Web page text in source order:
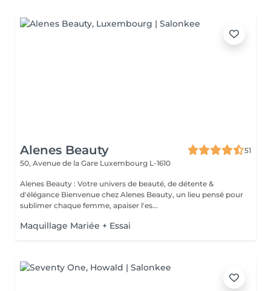
Alenes Beauty
51
50, Avenue de la Gare Luxembourg L-1610
Alenes Beauty : Votre univers de beauté, de détente &
d'élégance Bienvenue chez Alenes Beauty, un lieu pensé pour
sublimer chaque femme, apaiser l'es...
Maquillage Mariée + Essai